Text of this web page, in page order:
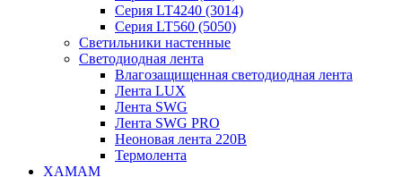
Серия LT4240 (3014)
Серия LT560 (5050)
Светильники настенные
Светодиодная лента
Влагозащищенная светодиодная лента
Лента LUX
Лента SWG
Лента SWG PRO
Неоновая лента 220В
Термолента
ХАМАМ